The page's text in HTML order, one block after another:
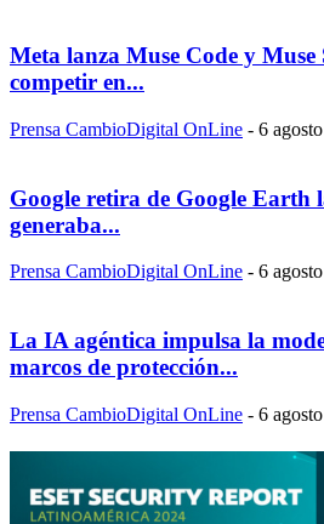
Meta lanza Muse Code y
competir en...
Prensa CambioDigital OnLine - 6
Google retira de Google Earth
generaba...
Prensa CambioDigital OnLine - 6
La IA agéntica impulsa la
marcos de protección...
Prensa CambioDigital OnLine - 6